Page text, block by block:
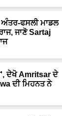
ਫਸਲੀ ਮਾਡਲ
ਜਾਣੋ Sartaj
ਦੇਖੋ Amritsar ਦੇ
ਦੀ ਮਿਹਨਤ ਨੇ